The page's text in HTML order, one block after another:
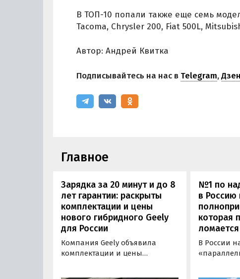
В ТОП-10 попали также еще семь
Tacoma, Chrysler 200, Fiat 500L,
Автор: Андрей Квитка
Подписывайтесь на нас в Telegram,Дзен
Главное
Зарядка за 20 минут и до 8
лет гарантии: раскрыты
комплектации и цены
нового гибридного Geely
для России
Компания Geely объявила
комплектации и цены
№1 по
в Россию
которая
ломается
В России